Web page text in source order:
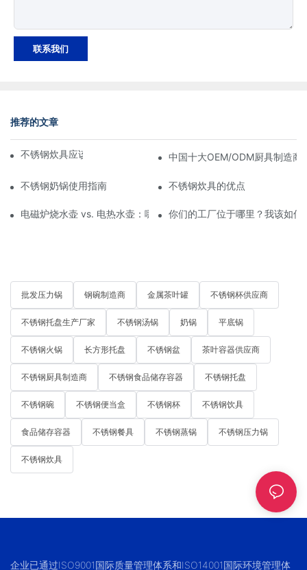
联系我们
推荐的文章
不锈钢炊具应该多久更换一次？ 中国十大OEM/ODM厨具制造商
不锈钢奶锅使用指南 不锈钢炊具的优点
电磁炉烧水壶 vs. 电热水壶：哪个更好？你们的工厂位于哪里？我该如何
批发压力锅 钢碗制造商 金属茶叶罐 不锈钢杯供应商
不锈钢托盘生产厂家 不锈钢汤锅 奶锅 平底锅
不锈钢火锅 长方形托盘 不锈钢盆 茶叶容器供应商
不锈钢厨具制造商 不锈钢食品储存容器 不锈钢托盘
不锈钢碗 不锈钢便当盒 不锈钢杯 不锈钢饮具
食品储存容器 不锈钢餐具 不锈钢蒸锅 不锈钢压力锅
不锈钢炊具
企业已通过ISO9001国际质量管理体系和ISO14001国际环境管理体